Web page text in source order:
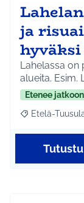
ja
hyväksi
Lahelassa on
alueita. Esim.
Etenee jatkoon
Rajaa tulokset
Etelä-
Tutustu